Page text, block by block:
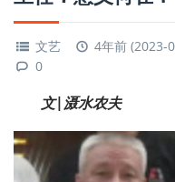
文艺 4年前 (2023-
0
文|滠水农夫